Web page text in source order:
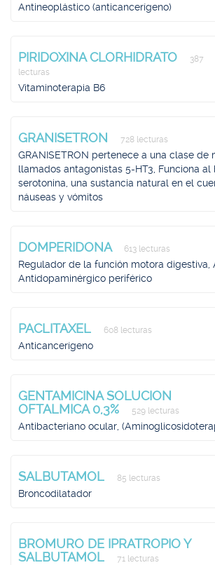
Antineoplástico (anticancerígeno)
PIRIDOXINA CLORHIDRATO
387
lecturas
Vitaminoterapia B6
GRANISETRON 728 lecturas
GRANISETRON pertenece a una clase de
llamados antagonistas 5-HT3, Funciona al
serotonina, una sustancia natural en el
náuseas y vómitos
DOMPERIDONA 613 lecturas
Regulador de la función motora digestiva,
Antidopaminérgico periférico
PACLITAXEL 608 lecturas
Anticancerígeno
GENTAMICINA SOLUCION
OFTALMICA 0,3%
529 lecturas
Antibacteriano ocular,
SALBUTAMOL 85 lecturas
Broncodilatador
BROMURO DE IPRATROPIO Y
SALBUTAMOL
71 lecturas